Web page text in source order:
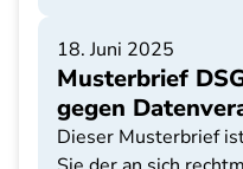
18. Juni 2025
Musterbrief
gegen
Dieser Musterbrief